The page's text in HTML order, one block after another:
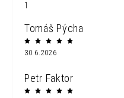
1
Tomáš Pýcha
30.6.2026
Petr Faktor